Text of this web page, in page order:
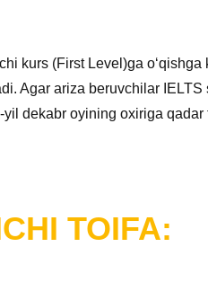
kurs (First Level)ga oʻqishga
Agar ariza beruvchilar
dekabr oyining oxiriga
TOIFA: